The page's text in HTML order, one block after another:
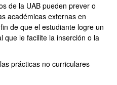
de la UAB pueden prever o
académicas externas en
de que el estudiante logre un
que le facilite la inserción o la
prácticas no curriculares